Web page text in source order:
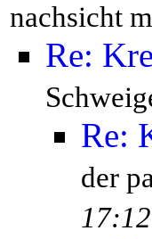
nachsicht
Re:
Re:
der
17:12